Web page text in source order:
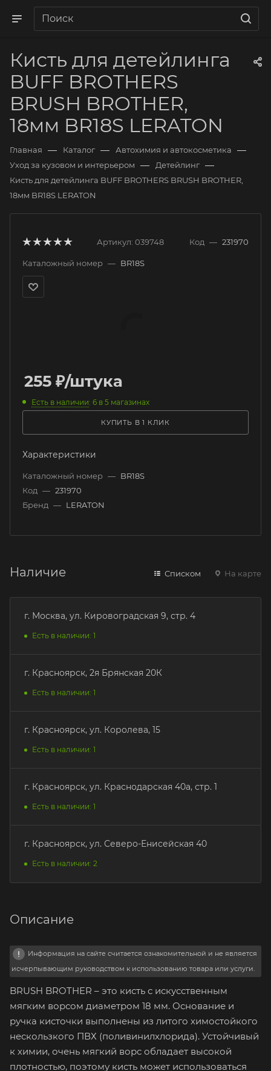
Кисть для детейлинга
BUFF BROTHERS
BRUSH BROTHER,
18мм BR18S LERATON
Главная — Каталог — Автохимия и автокосметика —
Уход за кузовом и интерьером — Детейлинг —
Кисть для детейлинга BUFF BROTHERS BRUSH BROTHER,
18мм BR18S LERATON
Артикул: 039748 Код — 231970
Каталожный номер — BR18S
255 ₽/штука
Есть в наличии: 6 в 5 магазинах
КУПИТЬ В 1 КЛИК
Характеристики
Каталожный номер — BR18S
Код — 231970
Бренд — LERATON
Наличие Списком На карте
г. Москва, ул. Кировоградская 9, стр. 4
Есть в наличии: 1
г. Красноярск, 2я Брянская 20К
Есть в наличии: 1
г. Красноярск, ул. Королева, 15
Есть в наличии: 1
г. Красноярск, ул. Краснодарская 40а, стр. 1
Есть в наличии: 1
г. Красноярск, ул. Северо-Енисейская 40
Есть в наличии: 2
Описание
Информация на сайте считается ознакомительной и не является
исчерпывающим руководством к использованию товара или услуги.
BRUSH BROTHER – это кисть с искусственным
мягким ворсом диаметром 18 мм. Основание и
ручка кисточки выполнены из литого химостойкого
нескользкого ПВХ (поливинилхлорида). Устойчивый
к химии, очень мягкий ворс обладает высокой
плотностью, поэтому кисть может использоваться